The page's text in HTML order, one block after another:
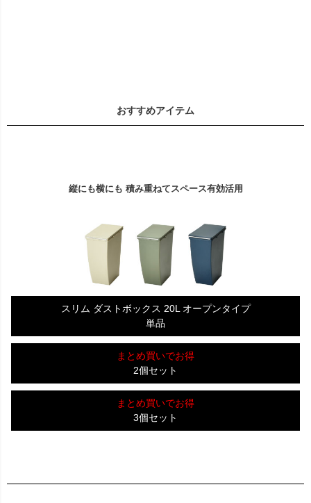
おすすめアイテム
縦にも横にも 積み重ねてスペース有効活用
スリム ダストボックス 20L オープンタイプ
単品
まとめ買いでお得
2個セット
まとめ買いでお得
3個セット